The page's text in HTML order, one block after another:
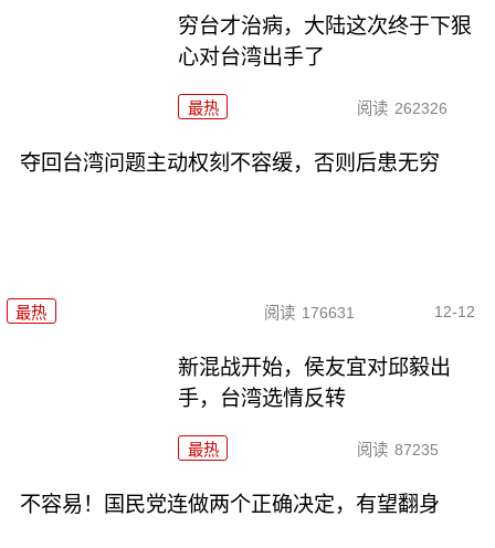
穷台才治病，大陆这次终于下狠
心对台湾出手了
最热 阅读 262326
夺回台湾问题主动权刻不容缓，否则后患无穷
最热 阅读 176631 12-12
新混战开始，侯友宜对邱毅出
手，台湾选情反转
最热 阅读 87235
不容易！国民党连做两个正确决定，有望翻身